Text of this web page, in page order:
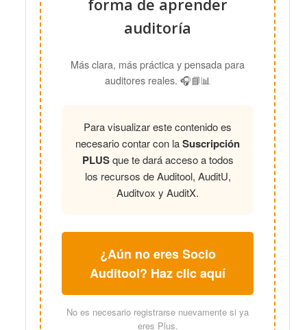
forma de aprender
auditoría
Más clara, más práctica y pensada para
auditores reales. 🎧📘📊
Para visualizar este contenido es
necesario contar con laSuscripción
PLUSque te dará acceso a todos
los recursos de Auditool, AuditU,
Auditvox y AuditX.
¿Aún no eres Socio
Auditool? Haz clic aquí
No es necesario registrarse nuevamente si ya
eres Plus.